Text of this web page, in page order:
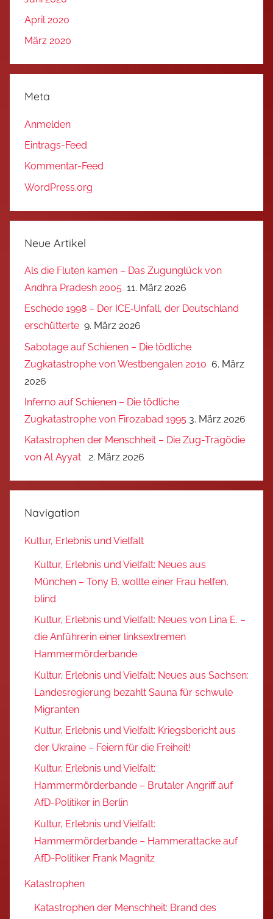
April 2020
März 2020
Meta
Anmelden
Eintrags-Feed
Kommentar-Feed
WordPress.org
Neue Artikel
Als die Fluten kamen – Das Zugunglück von
Andhra Pradesh 2005 11. März 2026
Eschede 1998 – Der ICE‑Unfall, der Deutschland
erschütterte 9. März 2026
Sabotage auf Schienen – Die tödliche
Zugkatastrophe von Westbengalen 2010 6. März
2026
Inferno auf Schienen – Die tödliche
Zugkatastrophe von Firozabad 1995 3. März 2026
Katastrophen der Menschheit – Die Zug-Tragödie
von Al Ayyat
2. März 2026
Navigation
Kultur, Erlebnis und Vielfalt
Kultur, Erlebnis und Vielfalt: Neues aus
München – Tony B. wollte einer Frau helfen,
blind
Kultur, Erlebnis und Vielfalt: Neues von Lina E. –
die Anführerin einer linksextremen
Hammermörderbande
Kultur, Erlebnis und Vielfalt: Neues aus Sachsen:
Landesregierung bezahlt Sauna für schwule
Migranten
Kultur, Erlebnis und Vielfalt: Kriegsbericht aus
der Ukraine – Feiern für die Freiheit!
Kultur, Erlebnis und Vielfalt:
Hammermörderbande – Brutaler Angriff auf
AfD-Politiker in Berlin
Kultur, Erlebnis und Vielfalt:
Hammermörderbande – Hammerattacke auf
AfD-Politiker Frank Magnitz
Katastrophen
Katastrophen der Menschheit: Brand des